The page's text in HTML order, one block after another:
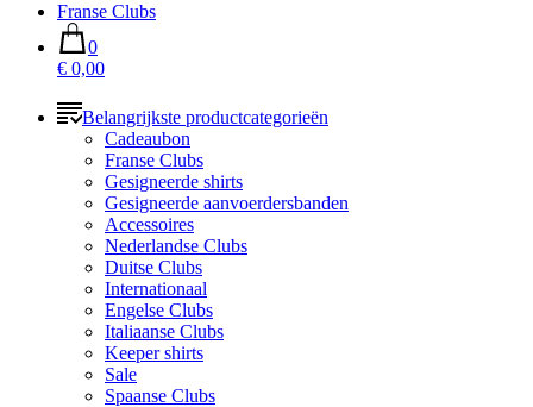
Franse Clubs
0
€ 0,00
Belangrijkste productcategorieën
Cadeaubon
Franse Clubs
Gesigneerde shirts
Gesigneerde aanvoerdersbanden
Accessoires
Nederlandse Clubs
Duitse Clubs
Internationaal
Engelse Clubs
Italiaanse Clubs
Keeper shirts
Sale
Spaanse Clubs